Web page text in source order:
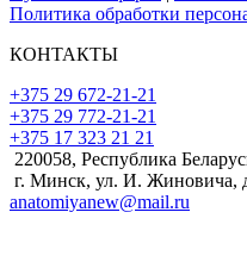
Политика обработки
КОНТАКТЫ
+375 29 672-21-21
+375 29 772-21-21
+375 17 323 21 21
220058, Республика
г. Минск, ул. И. Жиновича,
anatomiyanew@mail.ru